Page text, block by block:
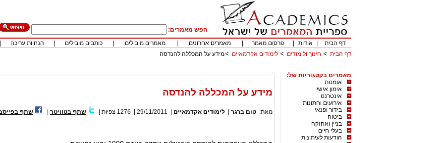
חפש מאמרים:
דף הבית
אודות פרסום מאמר מאמרים אחרונים מאמרים מובילים כותבים מובילים הנחיות עריכה
דף הבית
חינוך ולימודים לימודים אקדמאיים מידע על המכללה להנדסה
מאמרים בקטגוריות של:
אומנות
אימון אישי
אינטרנט
אירועים וחתונות
בידור ופנאי
ביטוח
בניין ואחזקה
בעלי חיים
הודעות לעיתונות
מידע על המכללה להנדסה
מאת: טום ברגר לימודים אקדמאיים 29/11/2011
1276 צפיות שתף בטוויטר שתף